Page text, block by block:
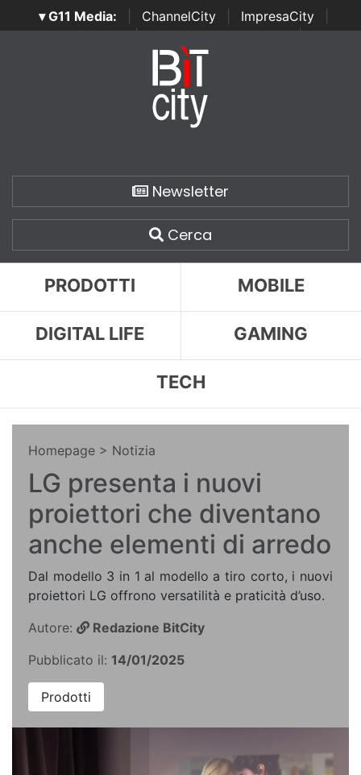
▾ G11 Media: ChannelCity ImpresaCity
SecurityOpenLab | Italian Channel Awards | Italian
Italian Security Awards
Newsletter
Cerca
PRODOTTI MOBILE
DIGITAL LIFE GAMING
TECH
Homepage > Notizia
LG presenta i nuovi
proiettori che diventano
anche elementi di arredo
Dal modello 3 in 1 al modello a tiro corto, i nuovi
proiettori LG offrono versatilità e praticità d’uso.
Autore:
Redazione BitCity
Pubblicato il: 14/01/2025
Prodotti